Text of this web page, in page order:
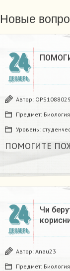
Новые
24
ДЕКАБРЬ
Автор:
Предмет: Биология
Уровень:
ПОМОГИТЕ
24
ДЕКАБРЬ
Чи
Автор: Anau23
Предмет: Биология